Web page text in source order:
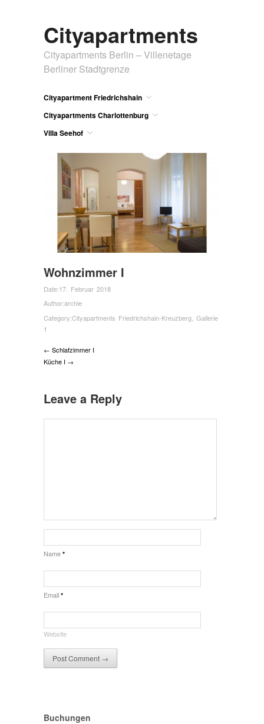
Cityapartments
Cityapartments Berlin – Villenetage
Berliner Stadtgrenze
Cityapartment Friedrichshain
Cityapartments Charlottenburg
Villa Seehof
Wohnzimmer I
Date:17. Februar 2018
Author:archie
Category:Cityapartments Friedrichshain-Kreuzberg Gallerie
1
← Schlafzimmer I
Küche I →
Leave a Reply
Name *
Email *
Website
Buchungen